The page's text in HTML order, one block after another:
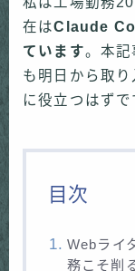
在はClaude
ています。本
も明日から取
に役立つはずで
目次
Webライ
務こそ削